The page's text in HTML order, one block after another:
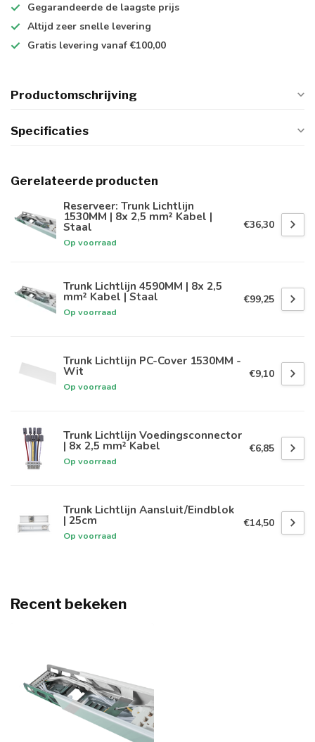
Gegarandeerde de laagste prijs
Altijd zeer snelle levering
Gratis levering vanaf €100,00
Productomschrijving
Specificaties
Gerelateerde producten
Reserveer: Trunk Lichtlijn
1530MM | 8x 2,5 mm² Kabel |
Staal
Op voorraad
€36,30
Trunk Lichtlijn 4590MM | 8x 2,5
mm² Kabel | Staal
Op voorraad
€99,25
Trunk Lichtlijn PC-Cover 1530MM -
Wit
Op voorraad
€9,10
Trunk Lichtlijn Voedingsconnector
| 8x 2,5 mm² Kabel
Op voorraad
€6,85
Trunk Lichtlijn Aansluit/Eindblok
| 25cm
Op voorraad
€14,50
Recent bekeken